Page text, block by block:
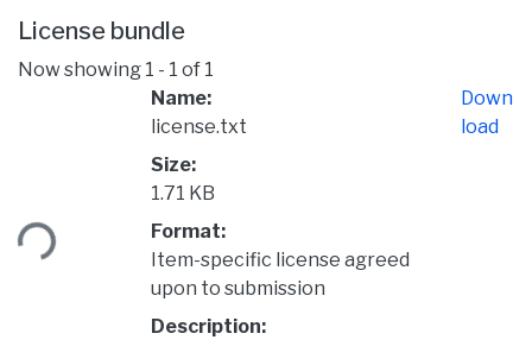
License bundle
Now showing 1 - 1 of 1
Name:
license.txt
Size:
1.71 KB
Format:
Item-specific license agreed
upon to submission
Description:
Down
load